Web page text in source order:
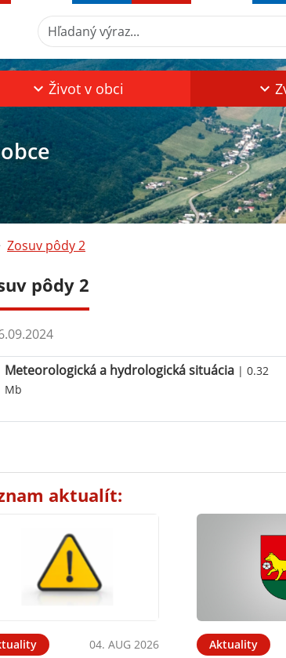
Hľadaný výraz...
Život v obci
Zosuv pôdy 2
pôdy 2
Meteorologická a hydrologická situácia | 0.32
Mb
aktualít:
04. AUG 2026 Aktuality